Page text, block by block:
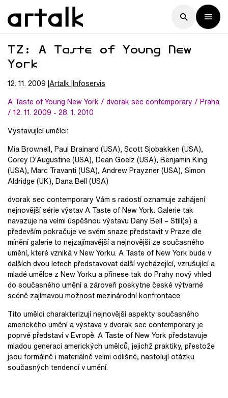
TZ: A Taste of Young New
York
12. 11. 2009 Artalk Infoservis
A Taste of Young New York / dvorak sec contemporary / Praha
/ 12. 11. 2009 - 28. 1. 2010
Vystavující umělci:
Mia Brownell, Paul Brainard (USA), Scott Sjobakken (USA),
Corey D'Augustine (USA), Dean Goelz (USA), Benjamin King
(USA), Marc Travanti (USA), Andrew Prayzner (USA), Simon
Aldridge (UK), Dana Bell (USA)
dvorak sec contemporary Vám s radostí oznamuje zahájení
nejnovější série výstav A Taste of New York. Galerie tak
navazuje na velmi úspěšnou výstavu Dany Bell – Still(s) a
především pokračuje ve svém snaze představit v Praze dle
mínění galerie to nejzajímavější a nejnovější ze současného
umění, které vzniká v New Yorku. A Taste of New York bude v
dalších dvou letech představovat další vycházející, vzrušující a
mladé umělce z New Yorku a přinese tak do Prahy nový vhled
do současného umění a zároveň poskytne české výtvarné
scéně zajímavou možnost mezinárodní konfrontace.
Tito umělci charakterizují nejnovější aspekty současného
amerického umění a výstava v dvorak sec contemporary je
poprvé představí v Evropě. A Taste of New York představuje
mladou generaci amerických umělců, jejichž praktiky, přestože
jsou formálně i materiálně velmi odlišné, nastolují otázku
současných tendencí v umění.